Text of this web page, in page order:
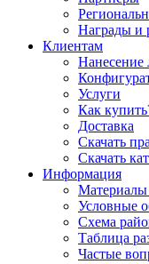
Награды и
Клиентам
Нанесение
Услуги
Как
Доставка
Скачать
Скачать
Информация
Материалы
Условные
Схема
Таблица
Частые